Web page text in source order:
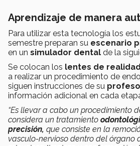
Aprendizaje de manera
Para utilizar esta tecnología los
semestre preparan su escenario
en un simulador dental de la
Se colocan los lentes de
a realizar un procedimiento de
siguen instrucciones de su
información adicional en cada
“Es llevar a cabo un procedimiento
considera un tratamiento
precisión, que consiste en la
vasculo-nervioso dentro del órgano